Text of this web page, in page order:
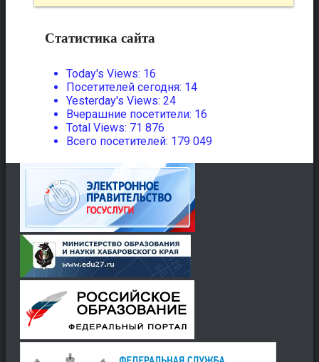
Статистика сайта
Today's Views: 16
Посетителей сегодня: 14
Yesterday's Views: 24
Вчерашние посетители: 16
Total Views: 71 876
Всего посетителей: 179 049